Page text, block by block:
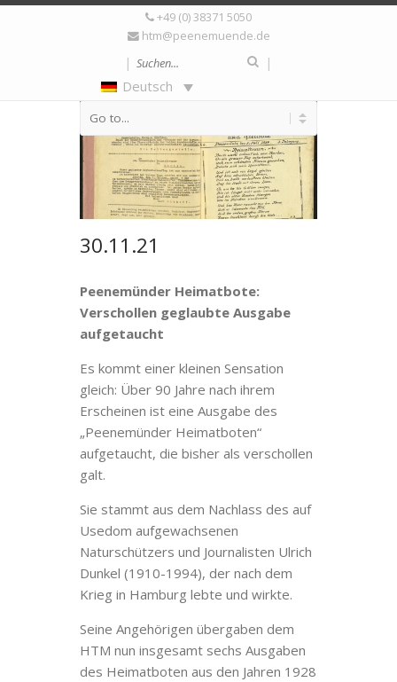
+49 (0) 38371 5050
htm@peenemuende.de
|
|
Deutsch
30.11.21
Peenemünder Heimatbote:
Verschollen geglaubte Ausgabe
aufgetaucht
Es kommt einer kleinen Sensation
gleich: Über 90 Jahre nach ihrem
Erscheinen ist eine Ausgabe des
„Peenemünder Heimatboten“
aufgetaucht, die bisher als verschollen
galt.
Sie stammt aus dem Nachlass des auf
Usedom aufgewachsenen
Naturschützers und Journalisten Ulrich
Dunkel (1910-1994), der nach dem
Krieg in Hamburg lebte und wirkte.
Seine Angehörigen übergaben dem
HTM nun insgesamt sechs Ausgaben
des Heimatboten aus den Jahren 1928